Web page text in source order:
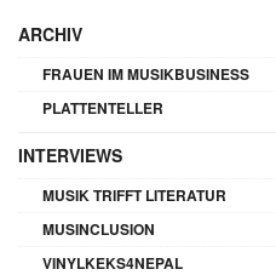
ARCHIV
FRAUEN IM MUSIKBUSINESS
PLATTENTELLER
INTERVIEWS
MUSIK TRIFFT LITERATUR
MUSINCLUSION
VINYLKEKS4NEPAL